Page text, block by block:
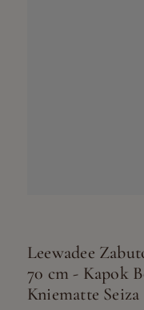
Leewadee
70 cm - Kapok
Kniematte Seiza